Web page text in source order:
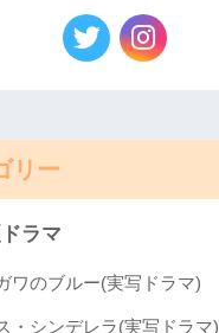
リー
ラマ
ワのブルー(実写ドラマ)
・シンデレラ(実写ドラマ)